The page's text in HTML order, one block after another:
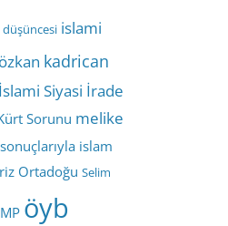
düşüncesi islami
kadrican
Siyasi İrade
Sorunu melike
islam
Ortadoğu Selim
öyb